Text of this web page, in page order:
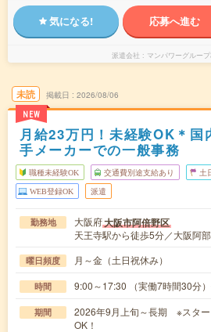
気になる! 応募へ進む
派遣会社 マンパワーグルー
未読
NEW
掲載日 2026/08/06
月給23万円！未経験OK＊国
手メーカーでの一般事務
職種未経験OK 交通費別途支給あり 土
WEB登録OK 派遣
勤務地 大阪府大阪市阿倍野区
天王寺駅から徒歩5分／大阪阿
曜日頻度 月～金（土日祝休み）
時間 9:00～17:30 （実働7時間30分
期間
2026年9月上旬～長期 ※スタ
OK！